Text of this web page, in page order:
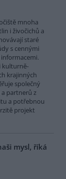
mnoha
i živočichů a
staré
s cennými
kulturně-
krajinných
společný
a partnerů z
a potřebnou
projekt
mysl, říká